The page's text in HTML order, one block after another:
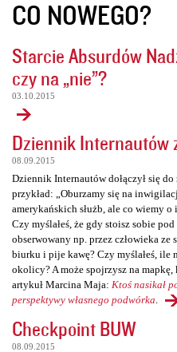
CO NOWEGO?
Starcie Absurdów
czy na „nie”?
03.10.2015
Dziennik Internautów
08.09.2015
Dziennik Internautów dołączył się
przykład: „Oburzamy się na
amerykańskich służb, ale co wiemy
Czy myślałeś, że gdy stoisz sobie
obserwowany np. przez człowieka
biurku i pije kawę? Czy myślałeś, ile
okolicy? A może spojrzysz na
artykuł Marcina Maja: Ktoś nasikał
perspektywy własnego podwórka
Checkpoint BUW
08.09.2015